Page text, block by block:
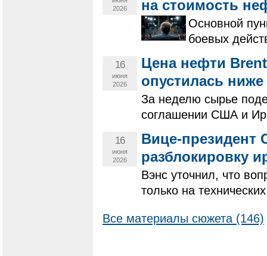
2026
на стоимость
Основной
боевых
16
июня
2026
Цена нефти
опустилась
За неделю сырье
соглашении США и
16
июня
2026
Вице-президент
разблокировку
Вэнс уточнил, что
только на
Все материалы сюжета (146)